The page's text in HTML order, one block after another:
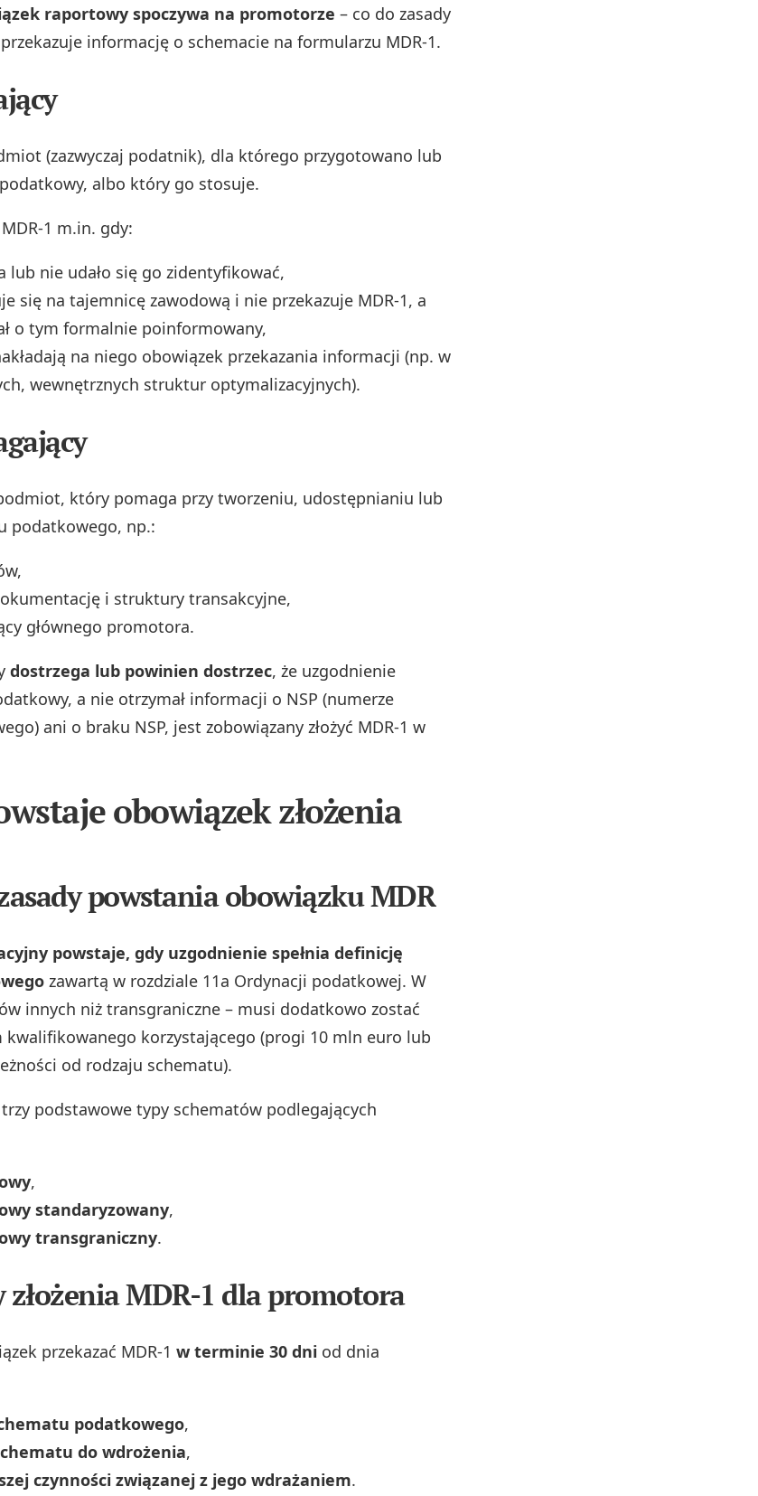
raportowy spoczywa na promotorze – co do zasady
informację o schemacie na formularzu MDR‑1.
(zazwyczaj podatnik), dla którego przygotowano lub
albo który go stosuje.
m.in. gdy:
lub nie udało się go zidentyfikować,
się na tajemnicę zawodową i nie przekazuje MDR‑1, a
o tym formalnie poinformowany,
na niego obowiązek przekazania informacji (np. w
wewnętrznych struktur optymalizacyjnych).
który pomaga przy tworzeniu, udostępnianiu lub
podatkowego, np.:
i struktury transakcyjne,
głównego promotora.
dostrzega lub powinien dostrzec, że uzgodnienie
a nie otrzymał informacji o NSP (numerze
ani o braku NSP, jest zobowiązany złożyć MDR‑1 w
obowiązek złożenia
powstania obowiązku MDR
powstaje, gdy uzgodnienie spełnia definicję
zawartą w rozdziale 11a Ordynacji podatkowej. W
innych niż transgraniczne – musi dodatkowo zostać
kwalifikowanego korzystającego (progi 10 mln euro lub
od rodzaju schematu).
podstawowe typy schematów podlegających
,
standaryzowany,
transgraniczny.
złożenia MDR-1 dla promotora
przekazać MDR‑1 w terminie 30 dni od dnia
podatkowego,
do wdrożenia,
czynności związanej z jego wdrażaniem.